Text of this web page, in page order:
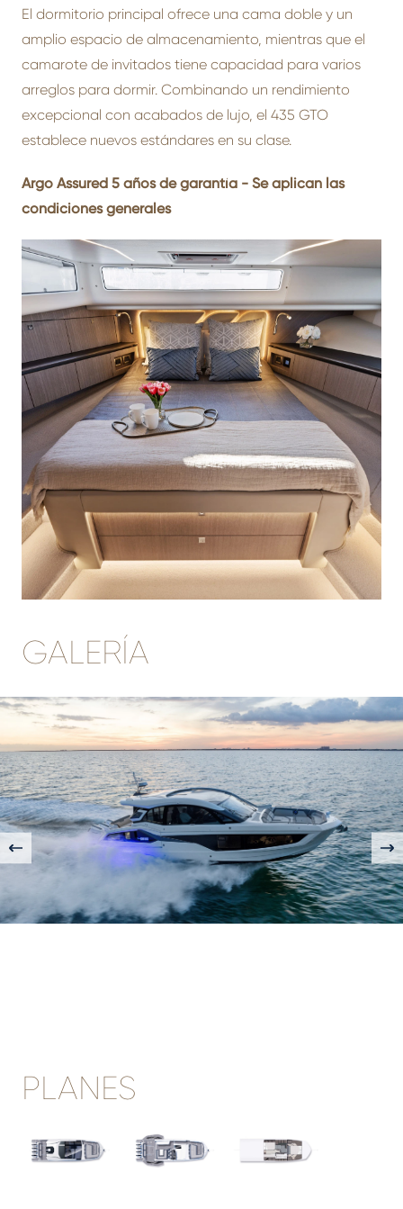
El dormitorio principal ofrece una cama doble y un
amplio espacio de almacenamiento, mientras que el
camarote de invitados tiene capacidad para varios
arreglos para dormir. Combinando un rendimiento
excepcional con acabados de lujo, el 435 GTO
establece nuevos estándares en su clase.
Argo Assured 5 años de garantía - Se aplican las
condiciones generales
GALERÍA
PLANES